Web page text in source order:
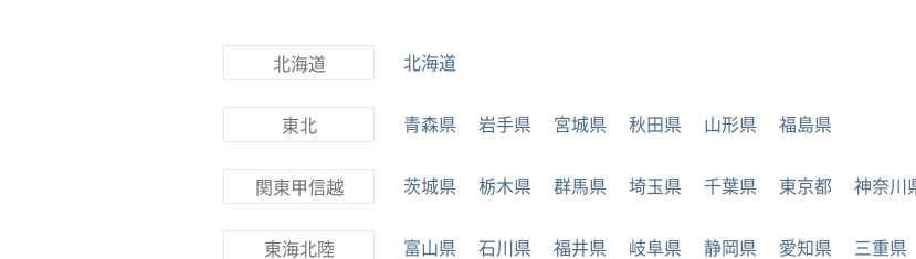
北海道 北海道
東北 青森県 岩手県 宮城県 秋田県 山形県 福島県
関東甲信越 茨城県 栃木県 群馬県 埼玉県 千葉県 東京都 神奈川
東海北陸 富山県 石川県 福井県 岐阜県 静岡県 愛知県 三重県